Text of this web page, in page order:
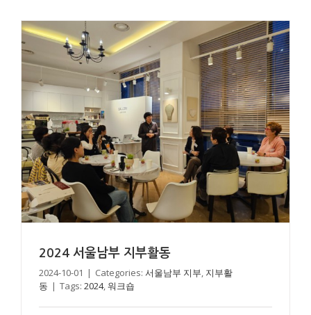
2024 서울남부 지부활동
2024-10-01 | Categories: 서울남부 지부 지부활
동 | Tags: 2024, 워크숍
2024 서울북부 지부 그룹전
서울북부 지부